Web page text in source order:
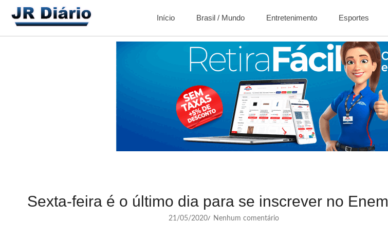
Início Brasil / Mundo Entretenimento Esportes
Sexta-feira é o último dia para se inscrever no Enem
21/05/2020/ Nenhum comentário